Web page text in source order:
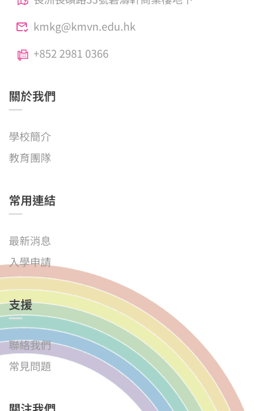
kmkg@kmvn.edu.hk
+852 2981 0366
關於我們
學校簡介
教育團隊
常用連結
最新消息
入學申請
支援
聯絡我們
常見問題